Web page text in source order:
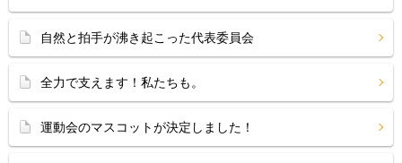
自然と拍手が沸き起こった代表委員会
全力で支えます！私たちも。
運動会のマスコットが決定しました！